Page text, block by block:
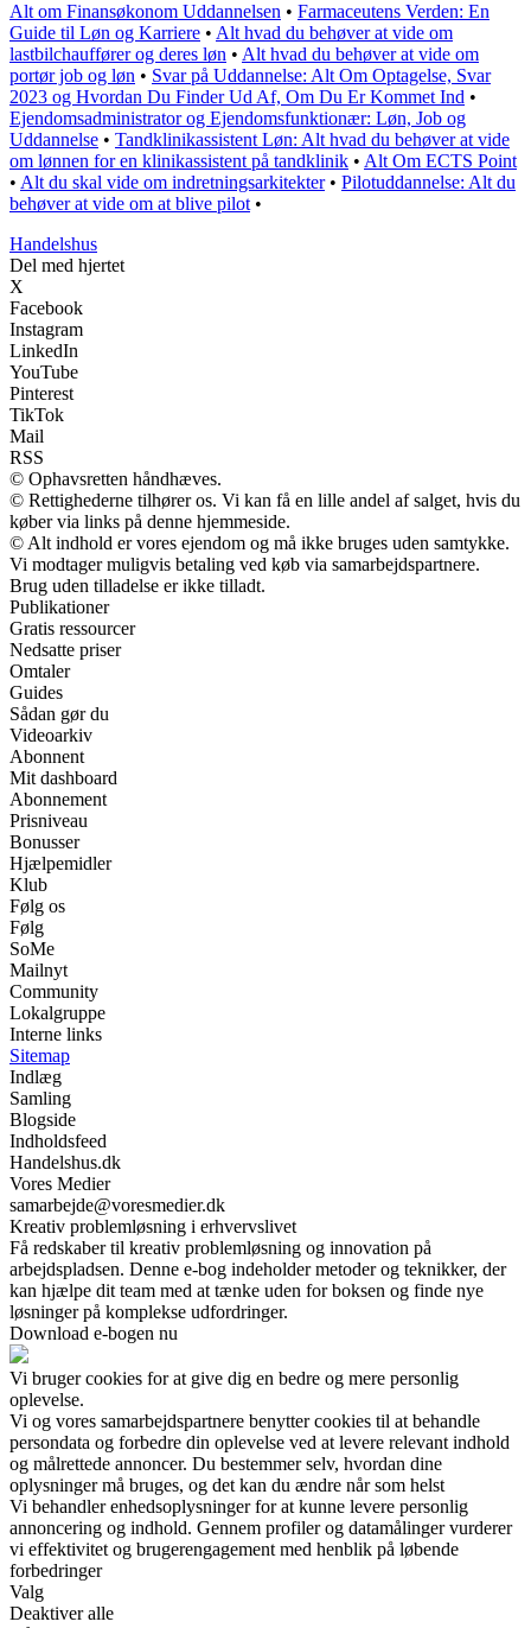
Alt om Finansøkonom Uddannelsen • Farmaceutens Verden: En
Guide til Løn og Karriere • Alt hvad du behøver at vide om
lastbilchauffører og deres løn • Alt hvad du behøver at vide om
portør job og løn • Svar på Uddannelse: Alt Om Optagelse, Svar
2023 og Hvordan Du Finder Ud Af, Om Du Er Kommet Ind •
Ejendomsadministrator og Ejendomsfunktionær: Løn, Job og
Uddannelse • Tandklinikassistent Løn: Alt hvad du behøver at vide
om lønnen for en klinikassistent på tandklinik • Alt Om ECTS Point
• Alt du skal vide om indretningsarkitekter• Pilotuddannelse: Alt du
behøver at vide om at blive pilot •
Handelshus
Del med hjertet
X
Facebook
Instagram
LinkedIn
YouTube
Pinterest
TikTok
Mail
RSS
© Ophavsretten håndhæves.
© Rettighederne tilhører os. Vi kan få en lille andel af salget, hvis du
køber via links på denne hjemmeside.
© Alt indhold er vores ejendom og må ikke bruges uden samtykke.
Vi modtager muligvis betaling ved køb via samarbejdspartnere.
Brug uden tilladelse er ikke tilladt.
Publikationer
Gratis ressourcer
Nedsatte priser
Omtaler
Guides
Sådan gør du
Videoarkiv
Abonnent
Mit dashboard
Abonnement
Prisniveau
Bonusser
Hjælpemidler
Klub
Følg os
Følg
SoMe
Mailnyt
Community
Lokalgruppe
Interne links
Sitemap
Indlæg
Samling
Blogside
Indholdsfeed
Handelshus.dk
Vores Medier
samarbejde@voresmedier.dk
Kreativ problemløsning i erhvervslivet
Få redskaber til kreativ problemløsning og innovation på
arbejdspladsen. Denne e-bog indeholder metoder og teknikker, der
kan hjælpe dit team med at tænke uden for boksen og finde nye
løsninger på komplekse udfordringer.
Download e-bogen nu
Vi bruger cookies for at give dig en bedre og mere personlig
oplevelse.
Vi og vores samarbejdspartnere benytter cookies til at behandle
persondata og forbedre din oplevelse ved at levere relevant indhold
og målrettede annoncer. Du bestemmer selv, hvordan dine
oplysninger må bruges, og det kan du ændre når som helst
Vi behandler enhedsoplysninger for at kunne levere personlig
annoncering og indhold. Gennem profiler og datamålinger vurderer
vi effektivitet og brugerengagement med henblik på løbende
forbedringer
Valg
Deaktiver alle